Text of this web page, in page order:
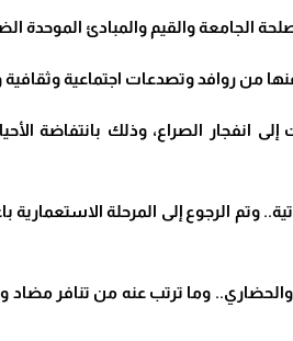
الجامعة والقيم والمبادئ
من روافد وتصدعات اجتماعية
الصراع، وذلك بانتفاضة
الرجوع إلى المرحلة الاستعمارية
وما ترتب عنه من تنافر مضاد